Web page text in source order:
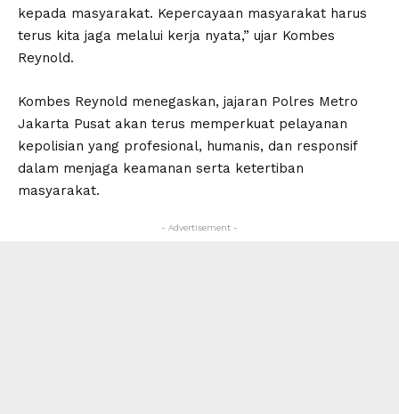
kepada masyarakat. Kepercayaan masyarakat harus
terus kita jaga melalui kerja nyata,” ujar Kombes
Reynold.
Kombes Reynold menegaskan, jajaran Polres Metro
Jakarta Pusat akan terus memperkuat pelayanan
kepolisian yang profesional, humanis, dan responsif
dalam menjaga keamanan serta ketertiban
masyarakat.
- Advertisement -